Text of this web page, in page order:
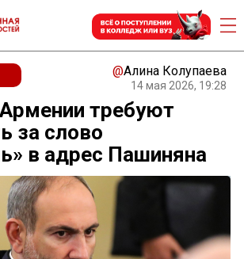
@Алина Колупаева
14 мая 2026, 19:28
требуют
за слово
в адрес Пашиняна